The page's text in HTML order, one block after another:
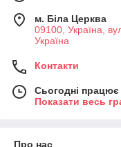
м. Біла Церква
09100, Україна,
Україна
Контакти
Сьогодні
Показати весь
Про нас